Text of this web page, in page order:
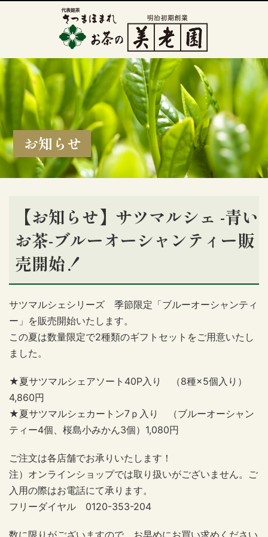
お知らせ
【お知らせ】サツマルシェ -青い
お茶-ブルーオーシャンティー販
売開始！
サツマルシェシリーズ 季節限定「ブルーオーシャンティ
ー」を販売開始いたします。
この夏は数量限定で2種類のギフトセットをご用意いたし
ました。
★夏サツマルシェアソート40P入り （8種×5個入り）
4,860円
★夏サツマルシェカートン7ｐ入り （ブルーオーシャン
ティー4個、桜島小みかん3個）1,080円
ご注文は各店舗でお承りいたします！
注）オンラインショップでは取り扱いがございません。ご
入用の際はお電話にて承ります。
フリーダイヤル 0120-353-204
数に限りがございますので、お早めにお買い求めください